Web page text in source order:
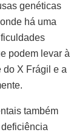
genéticas
há uma
podem levar à
X Frágil e a
também